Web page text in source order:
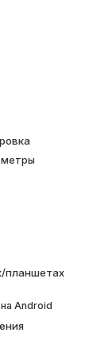
планшетах
Android